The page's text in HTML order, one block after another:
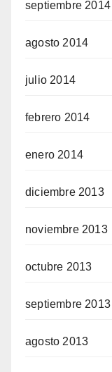
septiembre 2014
agosto 2014
julio 2014
febrero 2014
enero 2014
diciembre 2013
noviembre 2013
octubre 2013
septiembre 2013
agosto 2013